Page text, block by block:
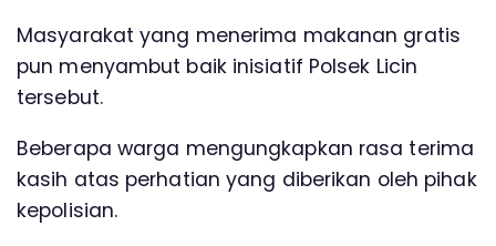
Masyarakat yang menerima makanan gratis
pun menyambut baik inisiatif Polsek Licin
tersebut.
Beberapa warga mengungkapkan rasa terima
kasih atas perhatian yang diberikan oleh pihak
kepolisian.